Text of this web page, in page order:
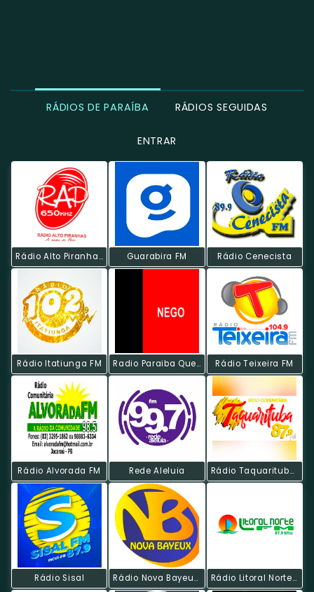
RÁDIOS DE PARAÍBA RÁDIOS SEGUIDAS
ENTRAR
Rádio Alto Piranhas Guarabira FM Rádio Cenecista
Rádio Itatiunga FM Radio Paraiba Que Eu Amo Rádio Teixeira FM
Rádio Alvorada FM Rede Aleluia Rádio Taquarituba FM
Rádio Sisal Rádio Nova Bayeux Web Rádio Litoral Norte FM